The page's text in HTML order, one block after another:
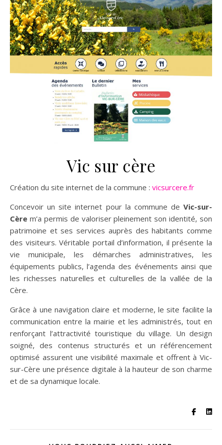
Vic sur cère
Création du site internet de la commune : vicsurcere.fr
Concevoir un site internet pour la commune de Vic-sur-
Cère m’a permis de valoriser pleinement son identité, son
patrimoine et ses services auprès des habitants comme
des visiteurs. Véritable portail d’information, il présente la
vie municipale, les démarches administratives, les
équipements publics, l’agenda des événements ainsi que
les richesses naturelles et culturelles de la vallée de la
Cère.
Grâce à une navigation claire et moderne, le site facilite la
communication entre la mairie et les administrés, tout en
renforçant l’attractivité touristique du village. Un design
soigné, des contenus structurés et un référencement
optimisé assurent une visibilité maximale et offrent à Vic-
sur-Cère une présence digitale à la hauteur de son charme
et de sa dynamique locale.